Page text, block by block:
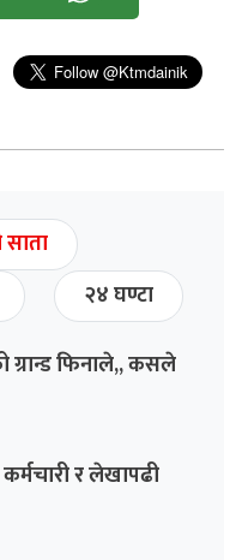
साता
२४ घण्टा
फिनाले,, कसले
र लेखापढी